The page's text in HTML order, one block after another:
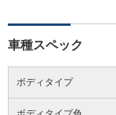
車種スペック
ボディタイプ